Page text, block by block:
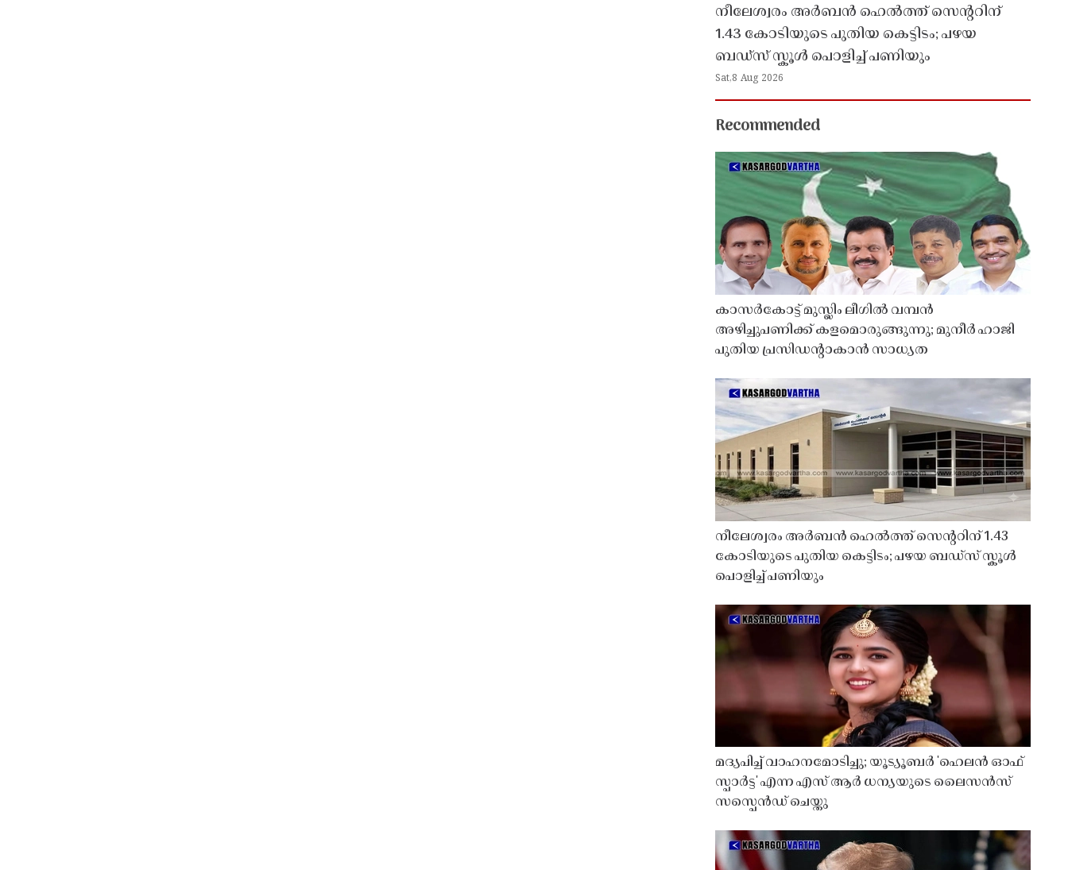
നീലേശ്വരം അർബൻ ഹെൽത്ത് സെൻ്ററിന്
1.43 കോടിയുടെ പുതിയ കെട്ടിടം; പഴയ
ബഡ്സ് സ്കൂൾ പൊളിച്ച് പണിയും
Sat,8 Aug 2026
Recommended
കാസർകോട്ട് മുസ്ലിം ലീഗിൽ വമ്പൻ
അഴിച്ചുപണിക്ക് കളമൊരുങ്ങുന്നു; മുനീർ ഹാജി
പുതിയ പ്രസിഡൻ്റാകാൻ സാധ്യത
നീലേശ്വരം അർബൻ ഹെൽത്ത് സെൻ്ററിന് 1.43
കോടിയുടെ പുതിയ കെട്ടിടം; പഴയ ബഡ്സ് സ്കൂൾ
പൊളിച്ച് പണിയും
മദ്യപിച്ച് വാഹനമോടിച്ചു; യൂട്യൂബർ 'ഹെലൻ ഓഫ്
സ്പാർട്ട' എന്ന എസ് ആർ ധന്യയുടെ ലൈസൻസ്
സസ്പെൻഡ് ചെയ്തു ​​​​​​​